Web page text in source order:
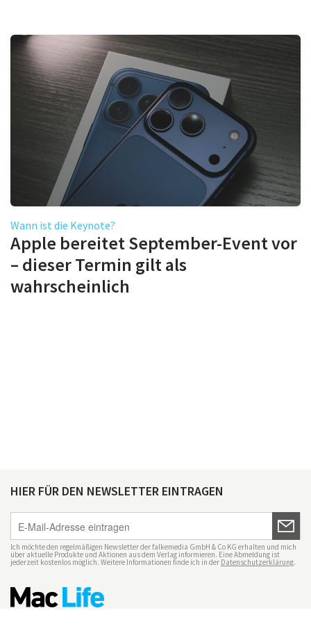
Wann ist die Keynote?
Apple bereitet September-Event vor
– dieser Termin gilt als
wahrscheinlich
HIER FÜR DEN NEWSLETTER EINTRAGEN
Ich möchte den regelmäßigen Newsletter der falkemedia GmbH & Co KG erhalten und mich
über aktuelle Produkte und Aktionen aus dem Verlag informieren. Eine Abmeldung ist
jederzeit kostenlos möglich. Weitere Informationen finde ich in der Datenschutzerklärung.